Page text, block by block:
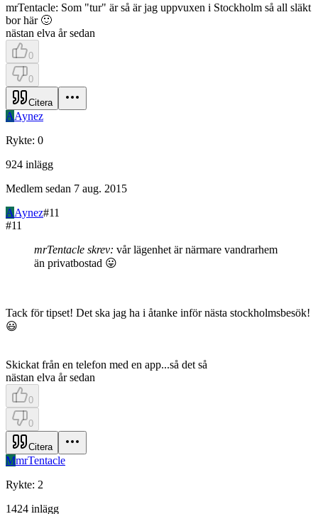
mrTentacle: Som "tur" är så är jag uppvuxen i Stockholm så all släkt
bor här 🙂
nästan elva år sedan
0
0
Citera
AAynez
Rykte: 0
924 inlägg
Medlem sedan 7 aug. 2015
AAynez#11
#11
mrTentacle skrev: vår lägenhet är närmare vandrarhem
än privatbostad 😛
Tack för tipset! Det ska jag ha i åtanke inför nästa stockholmsbesök!
😃
Skickat från en telefon med en app...så det så
nästan elva år sedan
0
0
Citera
MmrTentacle
Rykte: 2
1424 inlägg